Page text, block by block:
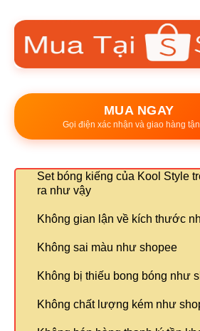
MUA NGAY
Gọi điện xác nhận và giao hàng
Set bóng kiếng của Kool Style
ra như vậy
Không gian lận về kích thước
Không sai màu như shopee
Không bị thiếu bong bóng như
Không chất lượng kém như